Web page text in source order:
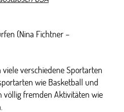
(Nina Fichtner –
verschiedene Sportarten
wie Basketball und
völlig fremden Aktivitäten wie